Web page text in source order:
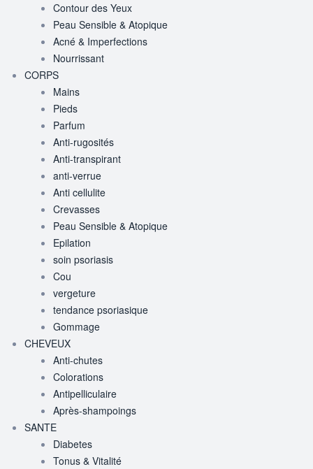
Contour des Yeux
Peau Sensible & Atopique
Acné & Imperfections
Nourrissant
CORPS
Mains
Pieds
Parfum
Anti-rugosités
Anti-transpirant
anti-verrue
Anti cellulite
Crevasses
Peau Sensible & Atopique
Epilation
soin psoriasis
Cou
vergeture
tendance psoriasique
Gommage
CHEVEUX
Anti-chutes
Colorations
Antipelliculaire
Après-shampoings
SANTE
Diabetes
Tonus & Vitalité